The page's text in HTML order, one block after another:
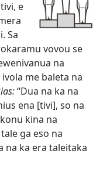
e
Sa
vovou se
na
me baleta na
“Dua na ka na
ena [tivi], so na
kina na
ga eso na
na ka era taleitaka